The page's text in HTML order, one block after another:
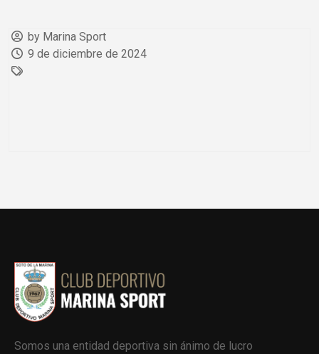
by Marina Sport
9 de diciembre de 2024
Somos una entidad deportiva sin ánimo de lucro